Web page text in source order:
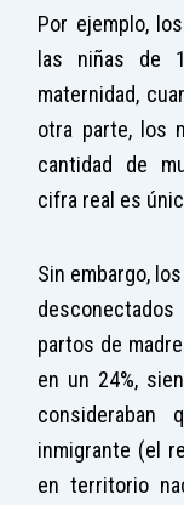
Por ejemplo,
las niñas de
maternidad,
otra parte, los
cantidad de
cifra real es
Sin embargo,
partos de
en un 24%,
inmigrante (el
en territorio